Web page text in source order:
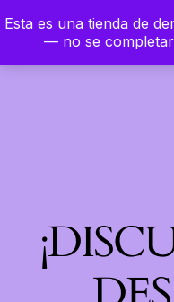
Esta es una tienda de
— no se
Hierbaloca